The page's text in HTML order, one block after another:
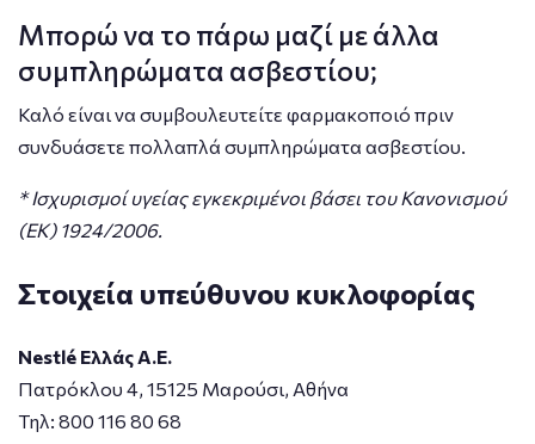
Μπορώ να το πάρω μαζί με άλλα
συμπληρώματα ασβεστίου;
Καλό είναι να συμβουλευτείτε φαρμακοποιό πριν
συνδυάσετε πολλαπλά συμπληρώματα ασβεστίου.
* Ισχυρισμοί υγείας εγκεκριμένοι βάσει του Κανονισμού
(ΕΚ) 1924/2006.
Στοιχεία υπεύθυνου κυκλοφορίας
Nestlé Ελλάς Α.Ε.
Πατρόκλου 4, 15125 Μαρούσι, Αθήνα
Τηλ: 800 116 80 68